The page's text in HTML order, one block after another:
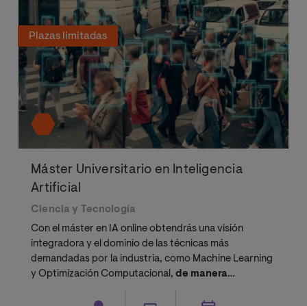
Plazas limitadas
Máster Universitario en Inteligencia
Artificial
Ciencia y Tecnología
Con el máster en IA online obtendrás una visión
integradora y el dominio de las técnicas más
demandadas por la industria, como Machine Learning
y Optimización Computacional,de manera
totalmente práctica.